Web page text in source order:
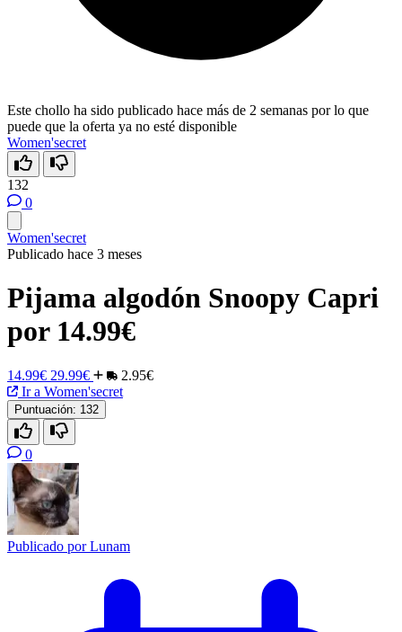
Este chollo ha sido publicado hace más de 2 semanas por lo que
puede que la oferta ya no esté disponible
Women'secret
132
0
Women'secret
Publicado hace 3 meses
Pijama algodón Snoopy Capri
por 14.99€
14.99€ 29.99€
2.95€
Ir a Women'secret
Puntuación: 132
0
Publicado porLunam